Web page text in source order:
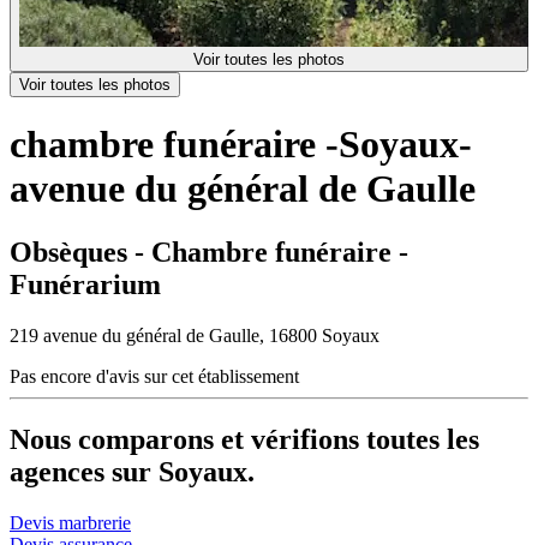
Voir toutes les photos
Voir toutes les photos
chambre funéraire -Soyaux-
avenue du général de Gaulle
Obsèques - Chambre funéraire -
Funérarium
219 avenue du général de Gaulle, 16800 Soyaux
Pas encore d'avis sur cet établissement
Nous comparons et vérifions toutes les
agences sur Soyaux.
Devis marbrerie